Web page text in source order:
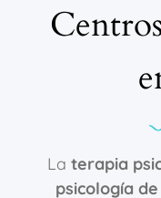
La terapia
psicología